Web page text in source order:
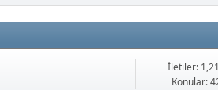
İletiler:
Konular: